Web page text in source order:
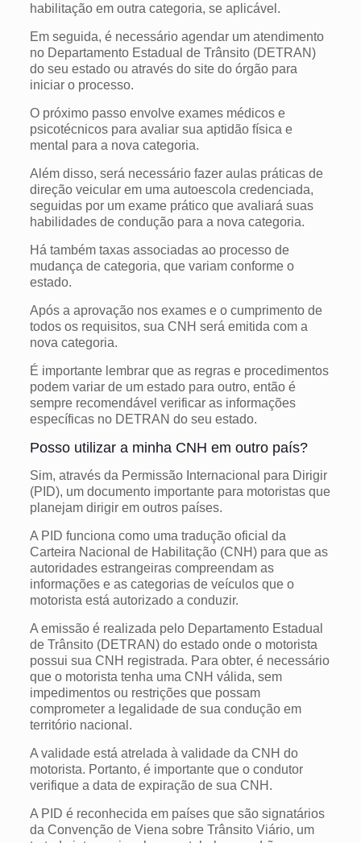
habilitação em outra categoria, se aplicável.
Em seguida, é necessário agendar um atendimento
no Departamento Estadual de Trânsito (DETRAN)
do seu estado ou através do site do órgão para
iniciar o processo.
O próximo passo envolve exames médicos e
psicotécnicos para avaliar sua aptidão física e
mental para a nova categoria.
Além disso, será necessário fazer aulas práticas de
direção veicular em uma autoescola credenciada,
seguidas por um exame prático que avaliará suas
habilidades de condução para a nova categoria.
Há também taxas associadas ao processo de
mudança de categoria, que variam conforme o
estado.
Após a aprovação nos exames e o cumprimento de
todos os requisitos, sua CNH será emitida com a
nova categoria.
É importante lembrar que as regras e procedimentos
podem variar de um estado para outro, então é
sempre recomendável verificar as informações
específicas no DETRAN do seu estado.
Posso utilizar a minha CNH em outro país?
Sim, através da Permissão Internacional para Dirigir
(PID), um documento importante para motoristas que
planejam dirigir em outros países.
A PID funciona como uma tradução oficial da
Carteira Nacional de Habilitação (CNH) para que as
autoridades estrangeiras compreendam as
informações e as categorias de veículos que o
motorista está autorizado a conduzir.
A emissão é realizada pelo Departamento Estadual
de Trânsito (DETRAN) do estado onde o motorista
possui sua CNH registrada. Para obter, é necessário
que o motorista tenha uma CNH válida, sem
impedimentos ou restrições que possam
comprometer a legalidade de sua condução em
território nacional.
A validade está atrelada à validade da CNH do
motorista. Portanto, é importante que o condutor
verifique a data de expiração de sua CNH.
A PID é reconhecida em países que são signatários
da Convenção de Viena sobre Trânsito Viário, um